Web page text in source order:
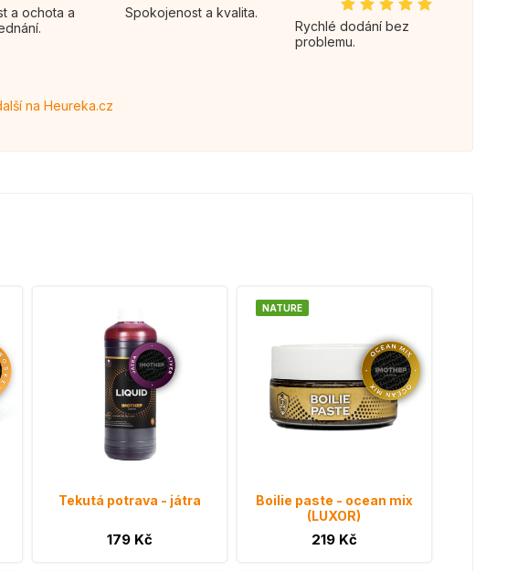
Spokojenost a kvalita.
Rychlé dodání bez
problemu.
na Heureka.cz
Tekutá potrava - játra
179 Kč
NATURE
Boilie paste - ocean mix
(LUXOR)
219 Kč